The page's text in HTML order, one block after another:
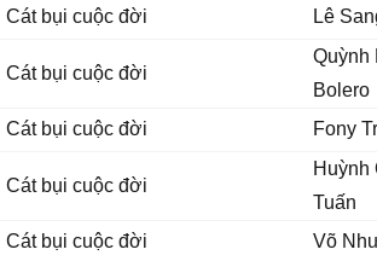
Cát bụi cuộc đời Lê
Cát bụi cuộc đời
Quỳnh
Bolero
Cát bụi cuộc đời
Fony
Cát bụi cuộc đời
Huỳnh
Tuấn
Cát bụi cuộc đời
Võ